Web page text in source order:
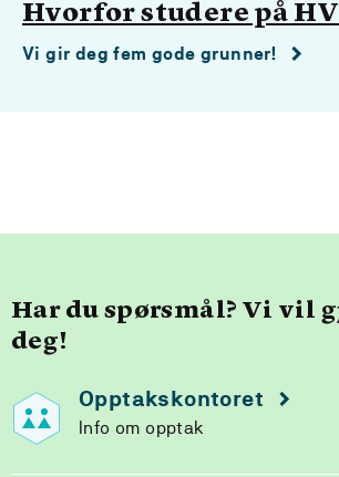
Hvorfor studere på
Vi gir deg fem gode grunner!
Har du spørsmål? Vi vil
deg!
Opptakskontoret
Info om opptak